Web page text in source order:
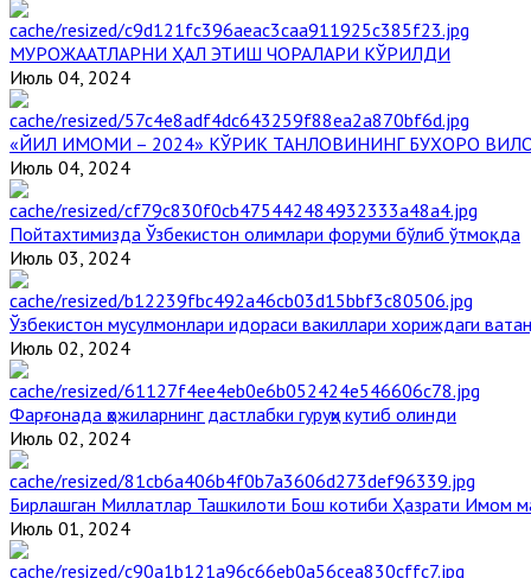
МУРОЖААТЛАРНИ ҲАЛ ЭТИШ ЧОРАЛАРИ КЎРИЛДИ
Июль 04, 2024
«ЙИЛ ИМОМИ – 2024» КЎРИК ТАНЛОВИНИНГ БУХОРО
Июль 04, 2024
Пойтахтимизда Ўзбекистон олимлари форуми бўлиб ўтмоқда
Июль 03, 2024
Ўзбекистон мусулмонлари идораси вакиллари хориждаги
Июль 02, 2024
Фарғонада ҳожиларнинг дастлабки гуруҳи кутиб олинди
Июль 02, 2024
Бирлашган Миллатлар Ташкилоти Бош котиби Ҳазрати Имом
Июль 01, 2024